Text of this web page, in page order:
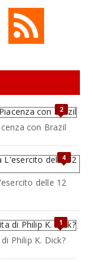
2
con Brazil
4
delle 12
1
Philip K. Dick?